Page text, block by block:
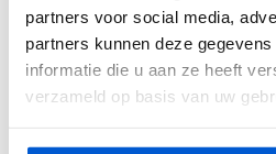
partners voor social media,
partners kunnen deze
informatie die u aan ze heeft
verzameld op basis van uw
loading www.cars24.nl(see the